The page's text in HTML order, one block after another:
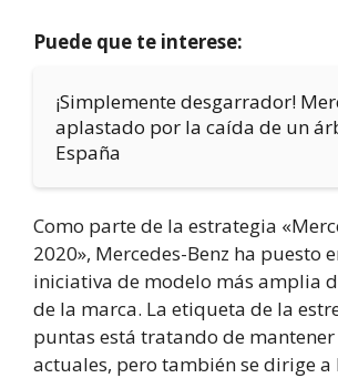
Puede que te interese:
¡Simplemente desgarrador!
aplastado por la caída de un
España
Como parte de la estrategia
2020», Mercedes-Benz ha puesto
iniciativa de modelo más amplia
de la marca. La etiqueta de la
puntas está tratando de mantener
actuales, pero también se dirige a